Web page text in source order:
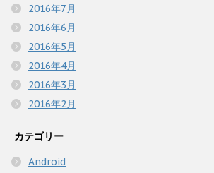
2016年7月
2016年6月
2016年5月
2016年4月
2016年3月
2016年2月
カテゴリー
Android